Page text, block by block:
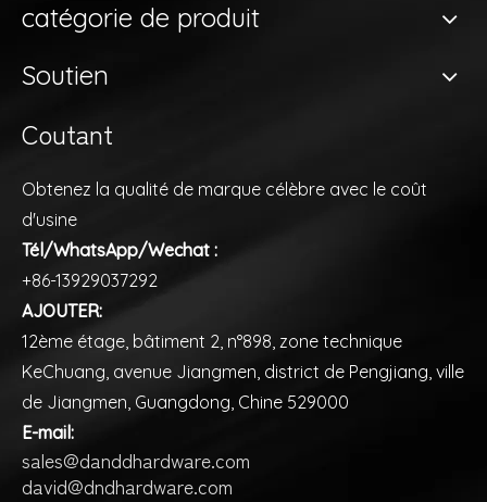
catégorie de produit
Soutien
Coutant
Obtenez la qualité de marque célèbre avec le coût
d'usine
Tél/WhatsApp/Wechat :
+86-13929037292
AJOUTER:
12ème étage, bâtiment 2, n°898, zone technique
KeChuang, avenue Jiangmen, district de Pengjiang, ville
de Jiangmen, Guangdong, Chine 529000
E-mail:
sales@danddhardware.com
david@dndhardware.com